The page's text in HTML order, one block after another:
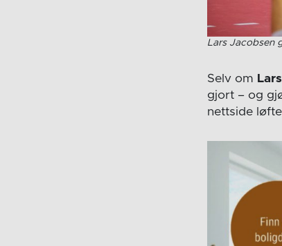
Lars Jacobsen
Selv om
gjort – og
nettside